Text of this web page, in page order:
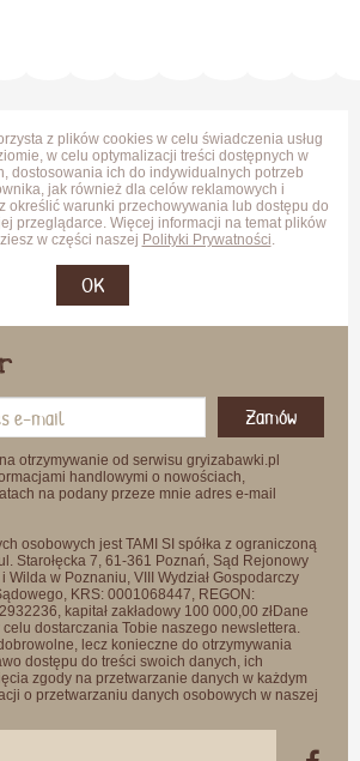
z plików cookies w celu świadczenia usług
w celu optymalizacji treści dostępnych w
dostosowania ich do indywidualnych potrzeb
jak również dla celów reklamowych i
określić warunki przechowywania lub dostępu do
przeglądarce. Więcej informacji na temat plików
w części naszej Polityki Prywatności.
OK
Zamów
otrzymywanie od serwisu gryizabawki.pl
handlowymi o nowościach,
na podany przeze mnie adres e-mail
osobowych jest TAMI SI spółka z ograniczoną
Starołęcka 7, 61-361 Poznań, Sąd Rejonowy
Wilda w Poznaniu, VIII Wydział Gospodarczy
KRS: 0001068447, REGON:
kapitał zakładowy 100 000,00 złDane
dostarczania Tobie naszego newslettera.
lecz konieczne do otrzymywania
dostępu do treści swoich danych, ich
zgody na przetwarzanie danych w każdym
o przetwarzaniu danych osobowych w naszej